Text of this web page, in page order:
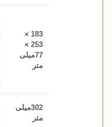
183 ×
253 ×
77میلی
متر
302میلی
متر